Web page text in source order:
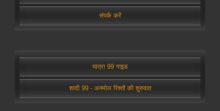
संपर्क करें
यात्रा 99 गाइड
शादी 99 - अनमोल रिश्तों की शुरुवात